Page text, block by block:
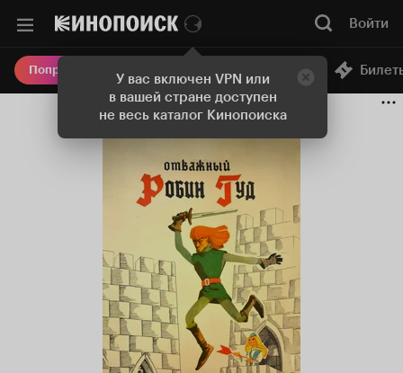
У вас включен VPN или
в вашей стране доступен
не весь каталог Кинопоиска
Войти
Попробовать Плюс Онлайн-кинотеатр